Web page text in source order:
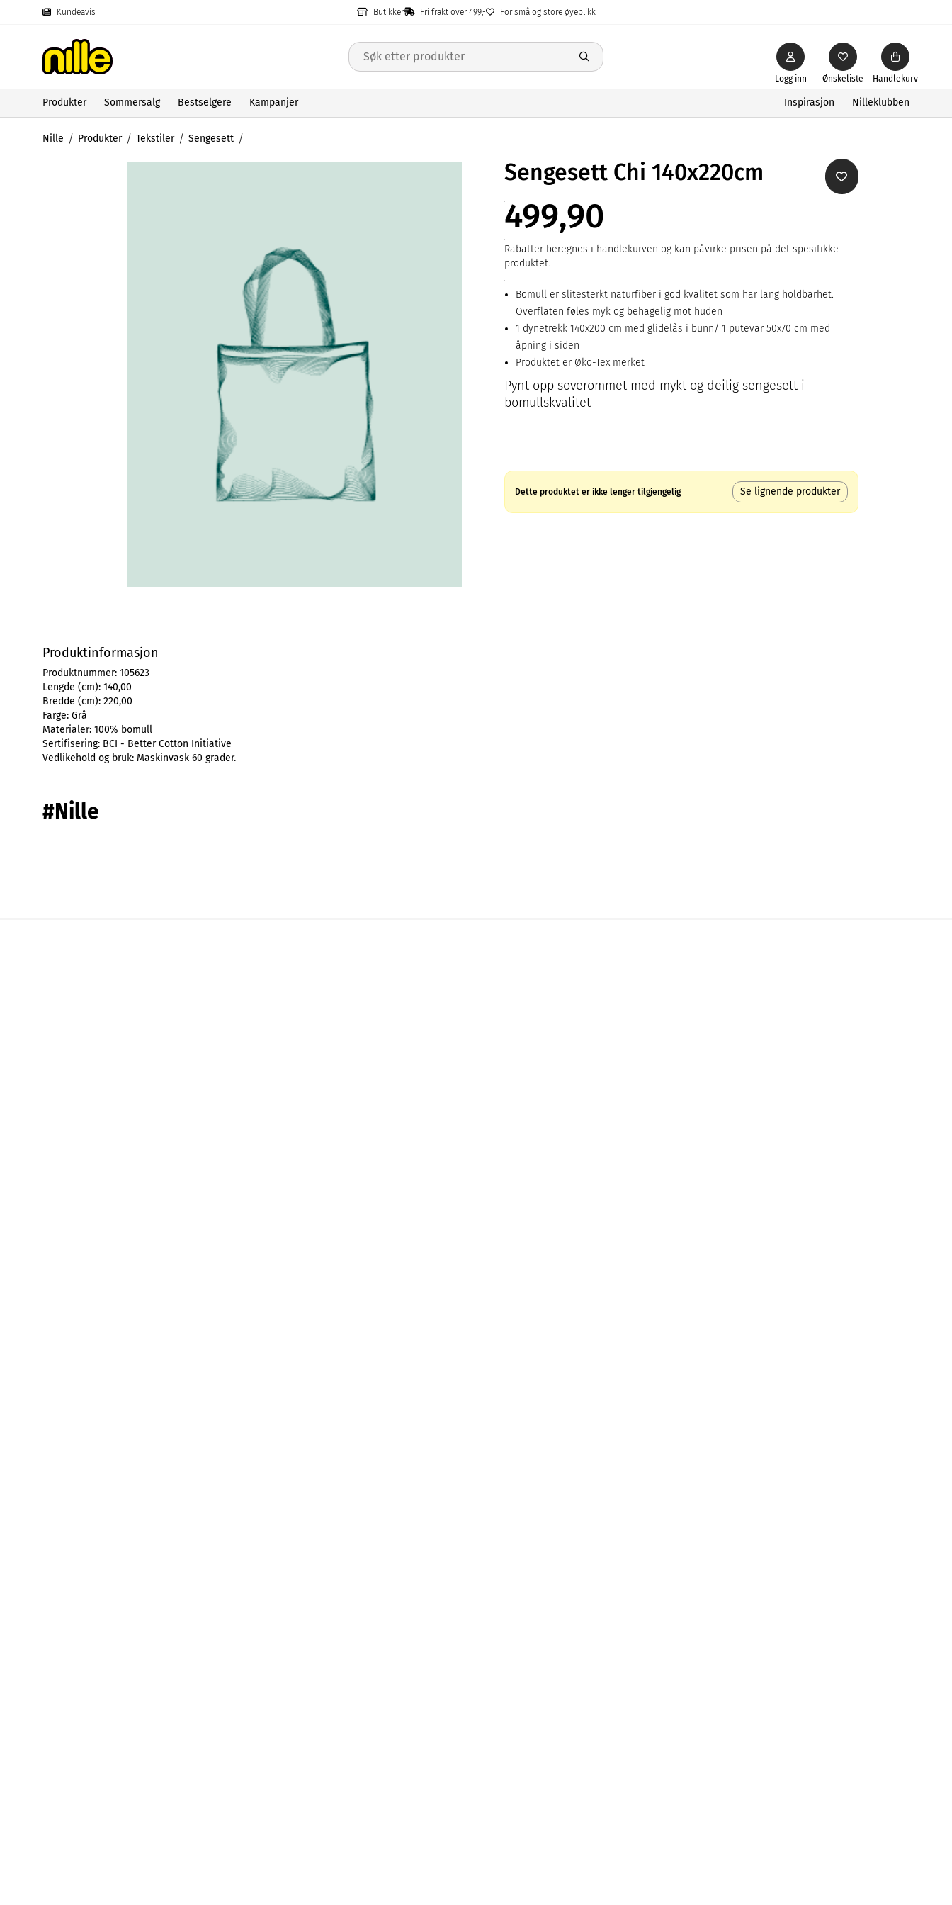
Kundeavis Butikker Fri frakt over 499,- For små og store øyeblikk
Ønskeliste
Logg inn Handlekurv
Produkter Sommersalg Bestselgere Kampanjer Inspirasjon Nilleklubben
Nille Produkter Tekstiler Sengesett
Sengesett Chi 140x220cm
499,90
Rabatter beregnes i handlekurven og kan påvirke prisen på det spesifikke
produktet.
Bomull er slitesterkt naturfiber i god kvalitet som har lang holdbarhet.
Overflaten føles myk og behagelig mot huden
1 dynetrekk 140x200 cm med glidelås i bunn/ 1 putevar 50x70 cm med
åpning i siden
Produktet er Øko-Tex merket
Pynt opp soverommet med mykt og deilig sengesett i
bomullskvalitet
Dette produktet er ikke lenger tilgjengelig Se lignende produkter
Produktinformasjon
Produktnummer: 105623
Lengde (cm): 140,00
Bredde (cm): 220,00
Farge: Grå
Materialer: 100% bomull
Sertifisering: BCI - Better Cotton Initiative
Vedlikehold og bruk: Maskinvask 60 grader.
#Nille